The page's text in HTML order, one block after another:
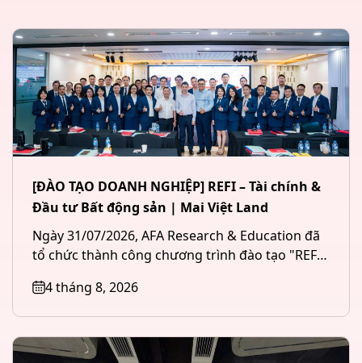
[ĐÀO TẠO DOANH NGHIỆP] REFI – Tài chính &
Đầu tư Bất động sản | Mai Việt Land
Ngày 31/07/2026, AFA Research & Education đã
tổ chức thành công chương trình đào tạo "REFI
4 tháng 8, 2026